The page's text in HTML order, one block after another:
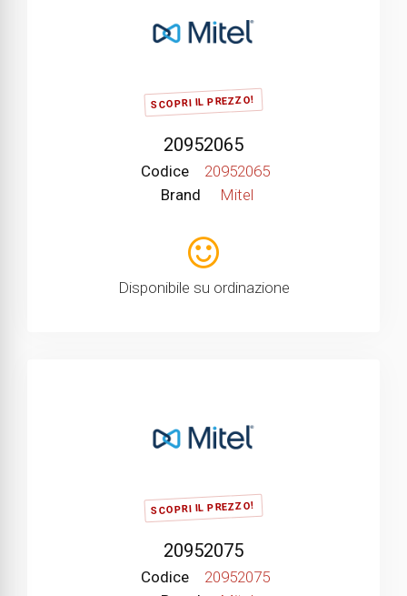
SCOPRI IL PREZZO!
20952065
Codice
20952065
Brand
Mitel
Disponibile su ordinazione
SCOPRI IL PREZZO!
20952075
Codice
20952075